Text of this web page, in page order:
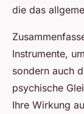
die das
Instrumente,
sondern auch
psychische
Ihre Wirkung